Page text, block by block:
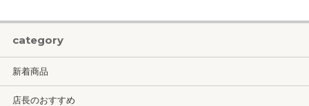
category
新着商品
店長のおすすめ